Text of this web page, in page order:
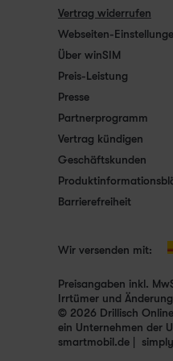
Vertrag widerrufen
Webseiten-
Über winSIM
Preis-Leistung
Presse
Partnerprogramm
Vertrag kündigen
Geschäftskunden
Barrierefreiheit
Wir versenden mit:
Preisangaben inkl.
Irrtümer und
© 2026 Drillisch
ein Unternehmen der
smartmobil.de